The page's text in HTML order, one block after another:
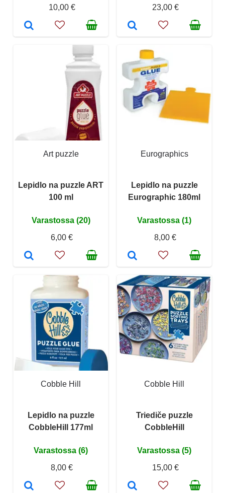
10,00 €
23,00 €
Art puzzle
Lepidlo na puzzle ART
100 ml
Varastossa (20)
6,00 €
Eurographics
Lepidlo na puzzle
Eurographic 180ml
Varastossa (1)
8,00 €
Cobble Hill
Lepidlo na puzzle
CobbleHill 177ml
Varastossa (6)
8,00 €
Cobble Hill
Triediče puzzle
CobbleHill
Varastossa (5)
15,00 €